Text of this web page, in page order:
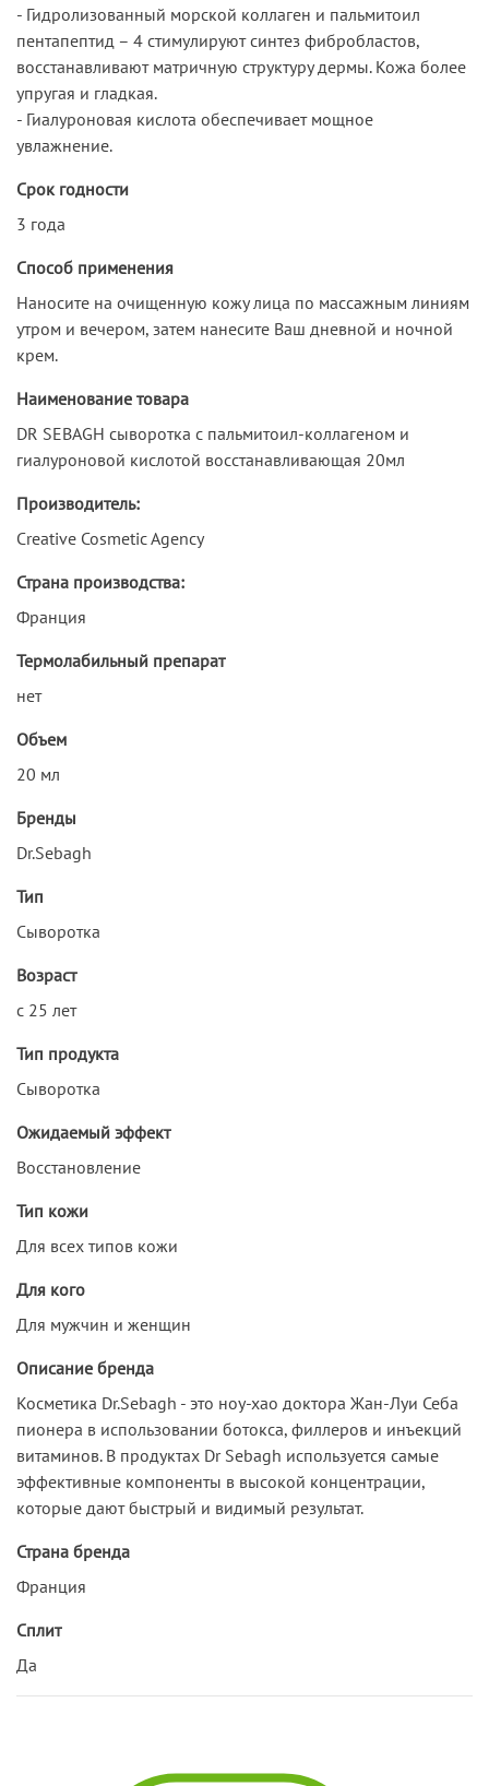
- Гидролизованный морской коллаген и пальмитоил
пентапептид – 4 стимулируют синтез фибробластов,
восстанавливают матричную структуру дермы. Кожа более
упругая и гладкая.
- Гиалуроновая кислота обеспечивает мощное
увлажнение.
Срок годности
3 года
Способ применения
Наносите на очищенную кожу лица по массажным линиям
утром и вечером, затем нанесите Ваш дневной и ночной
крем.
Наименование товара
DR SEBAGH сыворотка c пальмитоил-коллагеном и
гиалуроновой кислотой восстанавливающая 20мл
Производитель:
Creative Cosmetic Agency
Страна производства:
Франция
Термолабильный препарат
нет
Объем
20 мл
Бренды
Dr.Sebagh
Тип
Сыворотка
Возраст
с 25 лет
Тип продукта
Сыворотка
Ожидаемый эффект
Восстановление
Тип кожи
Для всех типов кожи
Для кого
Для мужчин и женщин
Описание бренда
Косметика Dr.Sebagh - это ноу-хао доктора Жан-Луи Себа
пионера в использовании ботокса, филлеров и инъекций
витаминов. В продуктах Dr Sebagh используется самые
эффективные компоненты в высокой концентрации,
которые дают быстрый и видимый результат.
Страна бренда
Франция
Сплит
Да